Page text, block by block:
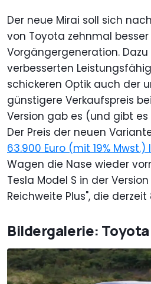
Der neue Mirai soll sich
von Toyota zehnmal
Vorgängergeneration.
verbesserten
schickeren Optik auch der
günstigere Verkaufspreis
Version gab es (und gibt es
Der Preis der neuen
63.900 Euro (mit 19% Mwst.)
Wagen die Nase wieder
Tesla Model S in der
Reichweite Plus", die derzeit
Bildergalerie: